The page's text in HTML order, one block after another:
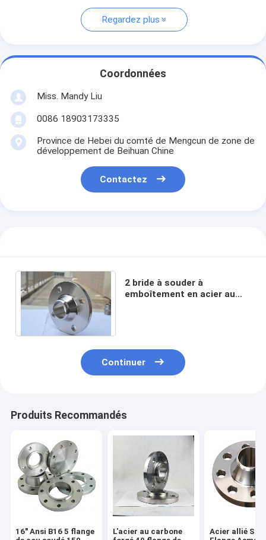
Regardez plus
Coordonnées
Miss. Mandy Liu
0086 18903173335
Province de Hebei du comté de Mengcun de zone de
développement de Beihuan Chine
Contactez
2 bride à souder à
emboîtement en acier au
Continuer
Produits Recommandés
16" Ansi B16 5 flange
L'acier au carbone
Acier allié Sch